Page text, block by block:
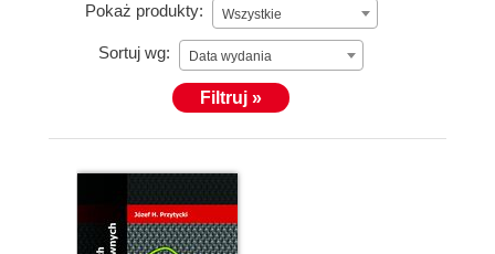
Pokaż produkty: Wszystkie
Sortuj wg: Data wydania
Filtruj »